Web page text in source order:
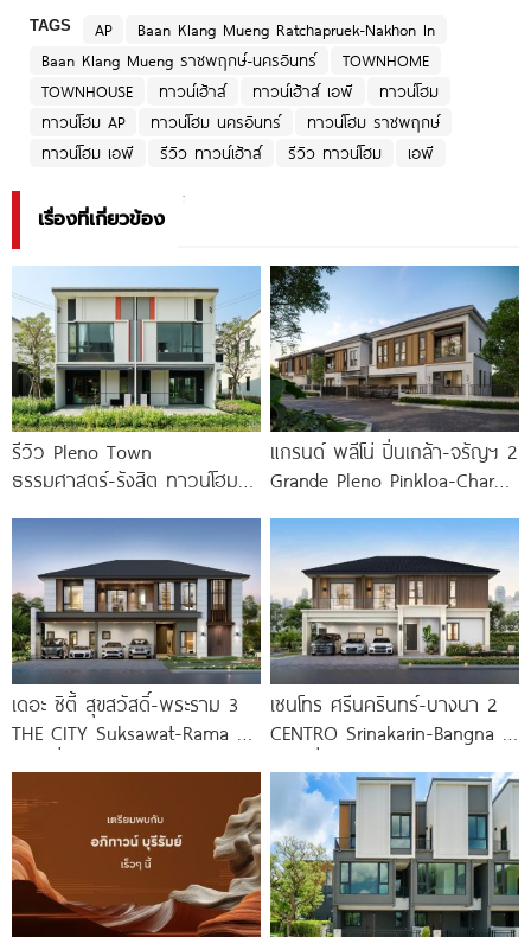
TAGS AP
Baan Klang Mueng Ratchapruek-Nakhon In
Baan Klang Mueng ราชพฤกษ์-นครอินทร์
TOWNHOME
TOWNHOUSE
ทาวน์เฮ้าส์ ทาวน์เฮ้าส์ เอพี
ทาวน์โฮม
ทาวน์โฮม AP
ทาวน์โฮม นครอินทร์
ทาวน์โฮม ราชพฤกษ์
ทาวน์โฮม เอพี
รีวิว ทาวน์เฮ้าส์ รีวิว ทาวน์โฮม เอพี
เรื่องที่เกี่ยวข้อง
รีวิว Pleno Town
ธรรมศาสตร์-รังสิต ทาวน์โฮม
ม.ธรรมศาสตร์
แกรนด์ พลีโน่ ปิ่นเกล้า-จรัญฯ 2
Grande Pleno Pinkloa-Charan
เดอะ ซิตี้ สุขสวัสดิ์-พระราม 3
THE CITY Suksawat-Rama 3
เซนโทร ศรีนครินทร์-บางนา 2
CENTRO Srinakarin-Bangna 2
บางนา